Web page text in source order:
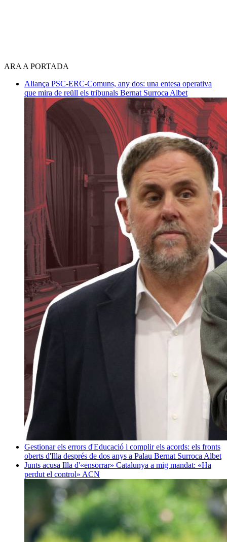
ARA A PORTADA
Aliança PSC-ERC-Comuns, any dos: una entesa operativa
que mira de reüll els tribunals Bernat Surroca Albet
Gestionar els errors d'Educació i complir els acords: els fronts
oberts d'Illa després de dos anys a Palau Bernat Surroca Albet
Junts acusa Illa d'«ensorrar» Catalunya a mig mandat: «Ha
perdut el control» ACN